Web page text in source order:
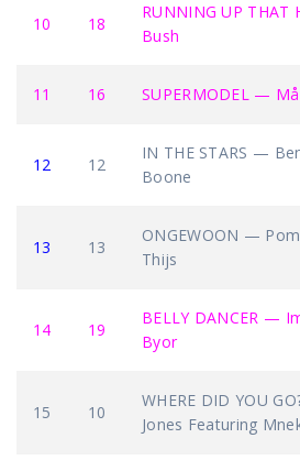
10 18
RUNNING UP THAT
Bush
11 16 SUPERMODEL —
12 12
IN THE STARS —
Boone
13 13
ONGEWOON —
Thijs
14 19
BELLY DANCER —
Byor
15 10
WHERE DID YOU
Jones Featuring